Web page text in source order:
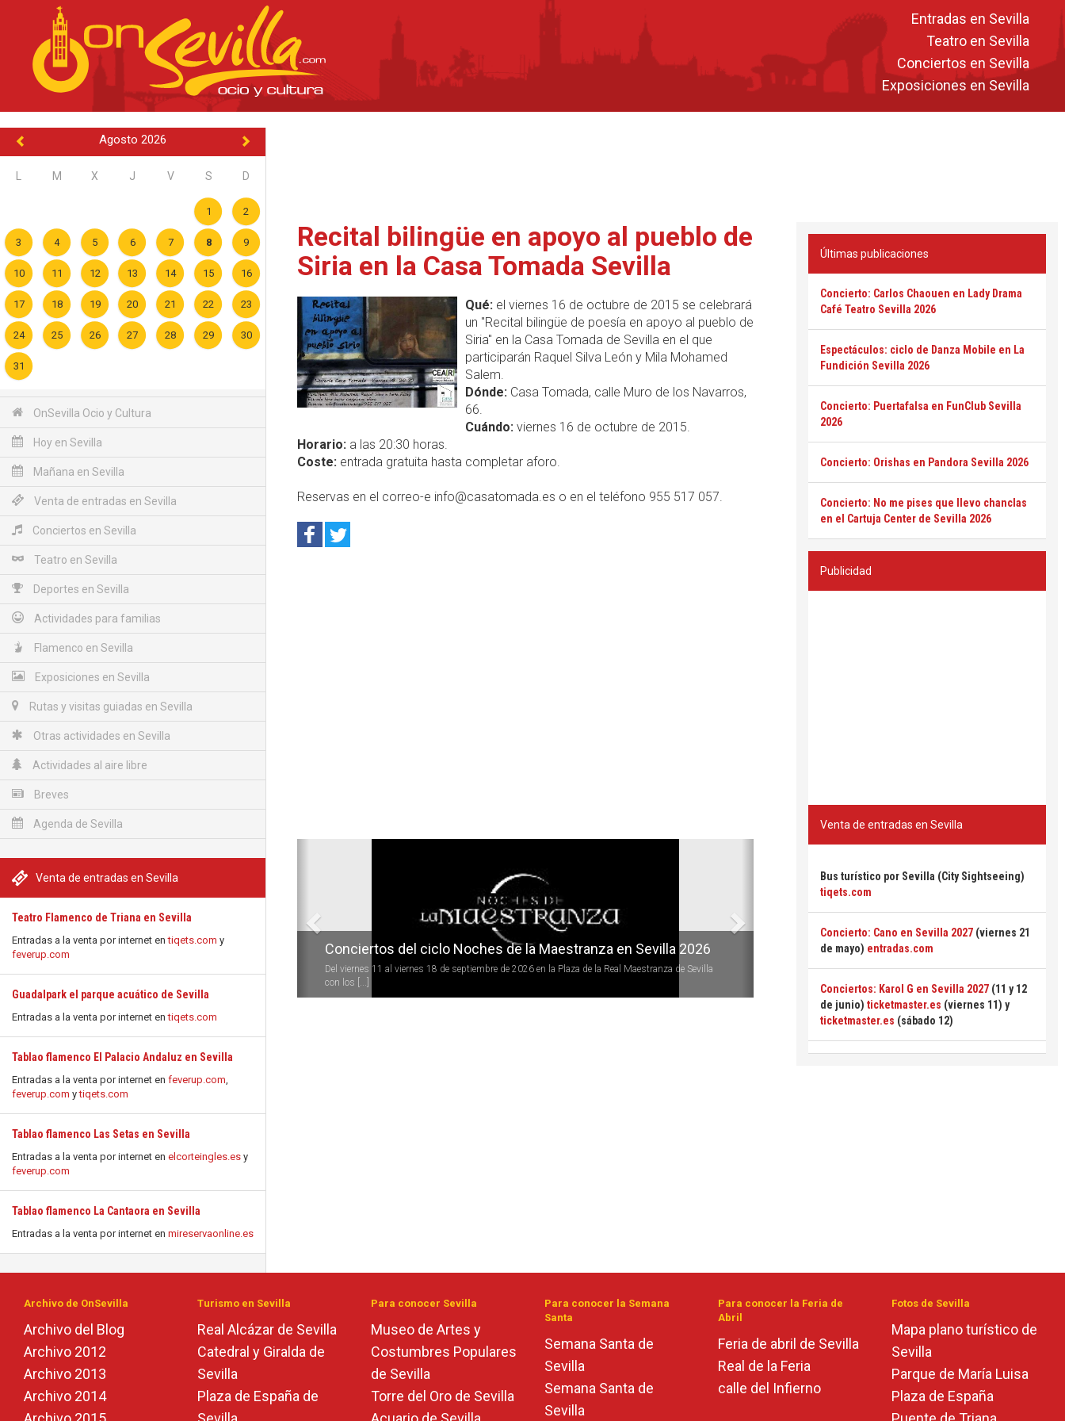
Entradas en Sevilla
Teatro en Sevilla
Conciertos en Sevilla
Exposiciones en Sevilla
Agosto 2026
M X J V S D
1 2
3 4 5 6 7 8 9
10 11 12 13 14 15 16
17 18 19 20 21 22 23
24 25 26 27 28 29 30
31
OnSevilla Ocio y Cultura
Hoy en Sevilla
Mañana en Sevilla
Venta de entradas en Sevilla
Conciertos en Sevilla
Teatro en Sevilla
Deportes en Sevilla
Actividades para familias
Flamenco en Sevilla
Exposiciones en Sevilla
Rutas y visitas guiadas en Sevilla
Otras actividades en Sevilla
Actividades al aire libre
Breves
Agenda de Sevilla
Venta de entradas en Sevilla
Teatro Flamenco de Triana en Sevilla
Entradas a la venta por internet entiqets.com y
feverup.com
Guadalpark el parque acuático de Sevilla
Entradas a la venta por internet entiqets.com
Tablao flamenco El Palacio Andaluz en Sevilla
Entradas a la venta por internet en feverup.com,
feverup.com ytiqets.com
Tablao flamenco Las Setas en Sevilla
Entradas a la venta por internet en elcorteingles.es y
feverup.com
Tablao flamenco La Cantaora en Sevilla
Entradas a la venta por internet en mireservaonline.es
Recital bilingüe en apoyo al pueblo de
Siria en la Casa Tomada Sevilla
Qué:el viernes 16 de octubre de 2015 se celebrará
un "Recital bilingüe de poesía en apoyo al pueblo de
Siria" en la Casa Tomada de Sevilla en el que
participarán Raquel Silva León y Mila Mohamed
Salem.
Dónde:Casa Tomada, calle Muro de los Navarros,
66.
Cuándo:viernes 16 de octubre de 2015.
Horario: a las 20:30 horas.
Coste: entrada gratuita hasta completar aforo.
Reservas en el correo-e info@casatomada.es o en el teléfono 955 517 057.
Conciertos del ciclo Noches de la Maestranza en Sevilla 2026
Del viernes 11 al viernes 18 de septiembre de 2026 en la Plaza de la Real Maestranza de Sevilla
con los [...]
Siguiente
Últimas publicaciones
Concierto: Carlos Chaouen en Lady Drama
Café Teatro Sevilla 2026
Espectáculos: ciclo de Danza Mobile en La
Fundición Sevilla 2026
Concierto: Puertafalsa en FunClub Sevilla
2026
Concierto: Orishas en Pandora Sevilla 2026
Concierto: No me pises que llevo chanclas
en el Cartuja Center de Sevilla 2026
Publicidad
Venta de entradas en Sevilla
Bus turístico por Sevilla (City Sightseeing)
tiqets.com
Concierto: Cano en Sevilla 2027 (viernes 21
de mayo) entradas.com
Conciertos: Karol G en Sevilla 2027 (11 y 12
de junio) ticketmaster.es (viernes 11) y
ticketmaster.es (sábado 12)
Archivo de OnSevilla
Archivo del Blog
Archivo 2012
Archivo 2013
Archivo 2014
Turismo en Sevilla
Real Alcázar de Sevilla
Catedral y Giralda de
Sevilla
Plaza de España de
Para conocer Sevilla
Museo de Artes y
Costumbres Populares
de Sevilla
Torre del Oro de Sevilla
Para conocer la Semana
Santa
Semana Santa de
Sevilla
Semana Santa de
Sevilla
Para conocer la Feria de
Abril
Feria de abril de Sevilla
Real de la Feria
calle del Infierno
Fotos de Sevilla
Mapa plano turístico de
Sevilla
Parque de María Luisa
Plaza de España